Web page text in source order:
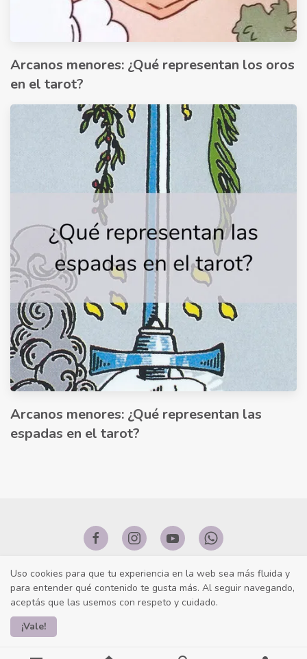
Arcanos menores: ¿Qué representan los oros
en el tarot?
Arcanos menores: ¿Qué representan las
espadas en el tarot?
Uso cookies para que tu experiencia en la web sea más fluida y
para entender qué contenido te gusta más. Al seguir navegando,
aceptás que las usemos con respeto y cuidado.
¡Vale!